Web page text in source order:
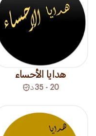
هدايا الأحساء
20 - 35 د